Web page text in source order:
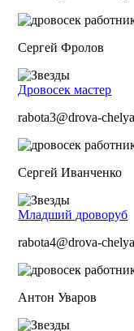
Сергей Фролов
Дровосек мастер
rabota3@drova-
Сергей Иванченко
Младший дроворуб
rabota4@drova-
Антон Уваров